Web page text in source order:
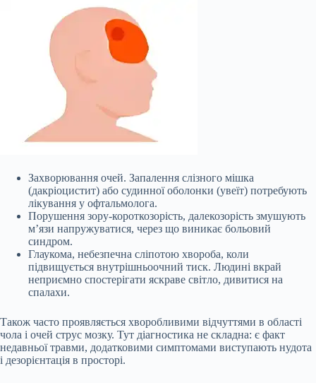
Захворювання очей. Запалення слізного мішка
(дакріоцистит) або судинної оболонки (увеїт) потребують
лікування у офтальмолога.
Порушення зору-короткозорість, далекозорість змушують
м’язи напружуватися, через що виникає больовий
синдром.
Глаукома, небезпечна сліпотою хвороба, коли
підвищується внутрішньоочний тиск. Людині вкрай
неприємно спостерігати яскраве світло, дивитися на
спалахи.
Також часто проявляється хворобливими відчуттями в області
чола і очей струс мозку. Тут діагностика не складна: є факт
недавньої травми, додатковими симптомами виступають нудота
і дезорієнтація в просторі.